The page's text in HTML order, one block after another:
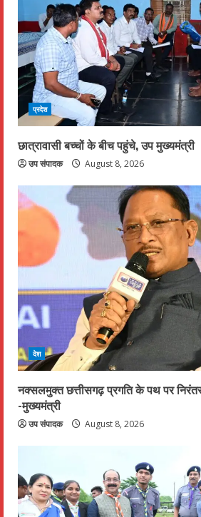
प्रदेश
छात्रावासी बच्चों के बीच पहुंचे, उप मुख्यमंत्री
उप संपादक August 8, 2026
देश
नक्सलमुक्त छत्तीसगढ़ प्रगति के पथ पर
-मुख्यमंत्री
उप संपादक August 8, 2026